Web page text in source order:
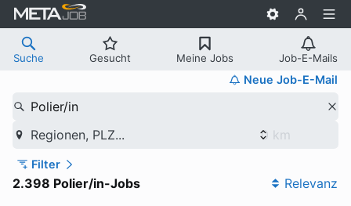
Suche Gesucht Meine Jobs Job-E-Mails
Neue Job-E-Mail
Polier/in
Regionen, PLZ...
Filter
2.398 Polier/in-Jobs Relevanz